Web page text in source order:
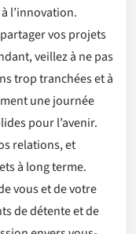
l’innovation.
vos projets
veillez à ne pas
trop tranchées et à
une journée
pour l’avenir.
relations, et
à long terme.
vous et de votre
de détente et de